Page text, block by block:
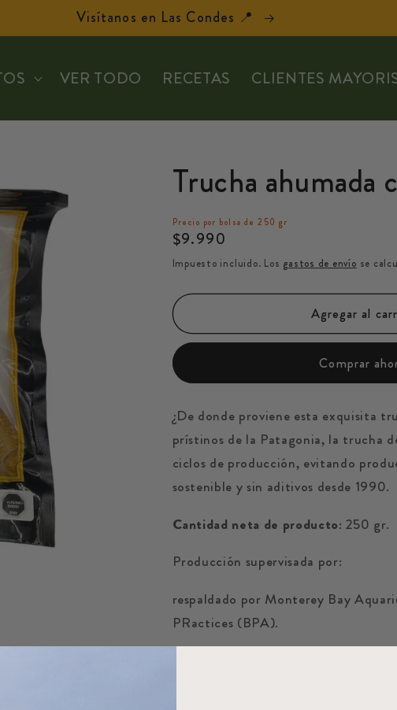
Visítanos en Las Condes 📍
VER TODO RECETAS CLIENTES
Trucha
Precio por bolsa de 250 gr
Precio
habitual
$9.990
Impuesto incluido. Los gastos de envío se
Agregar al
Comprar
¿De donde proviene esta exquisita
prístinos de la Patagonia, la trucha
ciclos de producción, evitando
sostenible y sin aditivos desde 1990.
Cantidad neta de producto: 250 gr.
Producción supervisada por:
respaldado por Monterey Bay
PRactices (BPA).